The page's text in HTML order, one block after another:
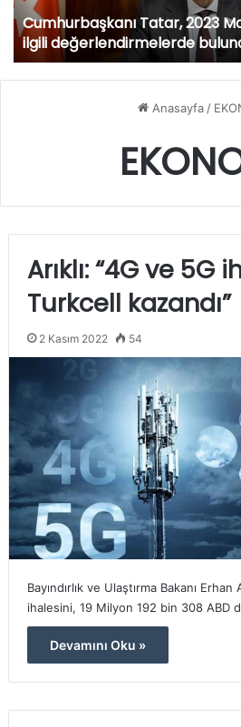
Cumhurbaşkanı Tatar, 2023
ilgili değerlendirmelerde
Anasayfa /
Arıklı: “4G ve 5G
Turkcell kazandı”
2 Kasım 2022 54
Bayındırlık ve Ulaştırma Bakanı
ihalesini, 19 Milyon 192 bin 308 ABD
Devamını Oku »